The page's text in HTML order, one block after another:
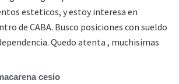
esteticos, y estoy interesa en
de CABA. Busco posiciones con sueldo
Quedo atenta , muchisimas
cesio